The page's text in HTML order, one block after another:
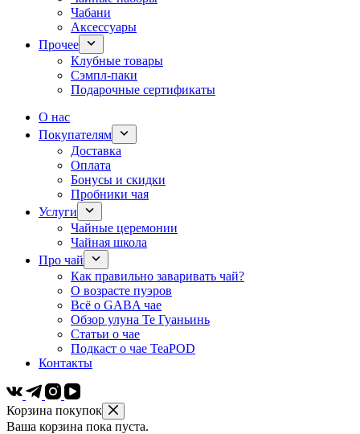
Чабани
Аксессуары
Прочее
Клубные товары
Сэмпл-паки
Подарочные сертификаты
О нас
Покупателям
Доставка
Оплата
Бонусы и скидки
Пробники чая
Услуги
Чайные церемонии
Чайная школа
Про чай
Как правильно заваривать чай?
О возрасте пуэров
Всё о GABA чае
Обзор улуна Те Гуаньинь
Статьи о чае
Подкаст о чае TeaPOD
Контакты
Корзина покупок
Ваша корзина пока пуста.